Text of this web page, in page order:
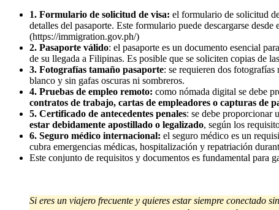
1. Formulario de solicitud de visa: el formulario de solicitud
detalles del pasaporte. Este formulario puede descargarse
(https://immigration.gov.ph/)
2. Pasaporte válido: el pasaporte es un documento esencial
de su llegada a Filipinas. Es posible que se soliciten copias de
3. Fotografías tamaño pasaporte: se requieren dos
blanco y sin gafas oscuras ni sombreros.
4. Pruebas de empleo remoto: como nómada digital se debe
contratos de trabajo, cartas de empleadores o capturas de
5. Certificado de antecedentes penales: se debe proporcionar
estar debidamente apostillado o legalizado, según los
6. Seguro médico internacional: el seguro médico es un
cubra emergencias médicas, hospitalización y repatriación
Este conjunto de requisitos y documentos es fundamental para
Si eres un viajero frecuente y quieres estar siempre conectado